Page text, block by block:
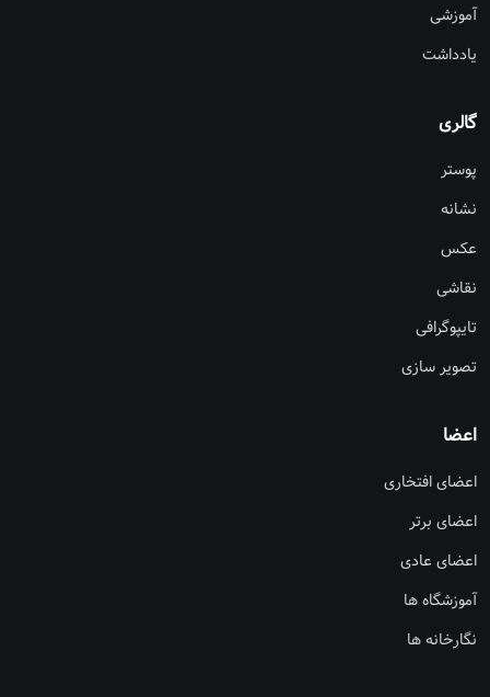
آموزشی
یادداشت
گالری
پوستر
نشانه
عکس
نقاشی
تایپوگرافی
تصویر سازی
اعضا
اعضای افتخاری
اعضای برتر
اعضای عادی
آموزشگاه ها
نگارخانه ها